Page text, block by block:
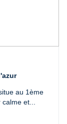
au 1ème
et...